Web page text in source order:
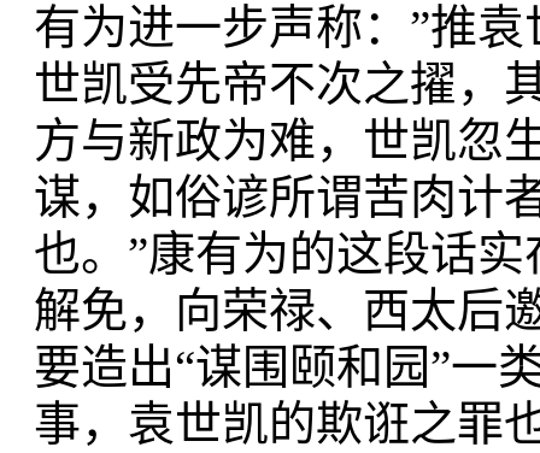
有为进一步声称：”推
世凯受先帝不次之擢，
方与新政为难，世凯忽
谋，如俗谚所谓苦肉计
也。”康有为的这段话
解免，向荣禄、西太后
要造出“谋围颐和园”一
事，袁世凯的欺诳之罪